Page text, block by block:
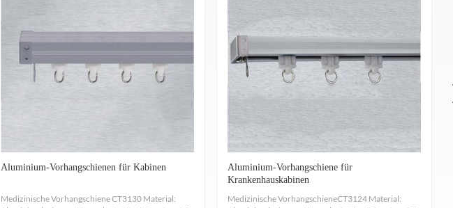
Aluminium-Vorhangschienen für Kabinen
Medizinische Vorhangschiene CT3130 Material:
Aluminium-Vorhangschiene für
Krankenhauskabinen
Medizinische VorhangschieneCT3124 Material: